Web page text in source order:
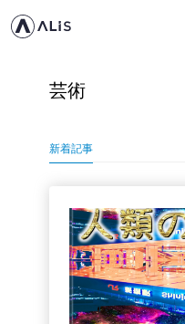
芸術
新着記事